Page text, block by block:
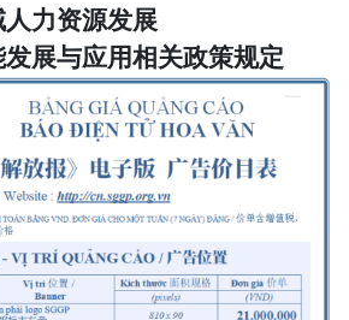
力资源发展
展与应用相关政策规定